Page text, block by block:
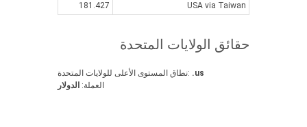
USA via Taiwan
181.427
حقائق الولايات المتحدة
نطاق المستوى الأعلى للولايات المتحدة: .us
العملة: الدولار